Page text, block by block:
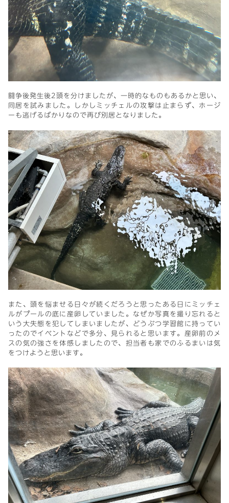
闘争後発生後2頭を分けましたが、一時的なものもあるかと思い、
同居を試みました。しかしミッチェルの攻撃は止まらず、ホージ
ーも逃げるばかりなので再び別居となりました。
また、頭を悩ませる日々が続くだろうと思ったある日にミッチェ
ルがプールの底に産卵していました。なぜか写真を撮り忘れると
いう大失態を犯してしまいましたが、どうぶつ学習館に持ってい
ったのでイベントなどで多分、見られると思います。産卵前のメ
スの気の強さを体感しましたので、担当者も家でのふるまいは気
をつけようと思います。